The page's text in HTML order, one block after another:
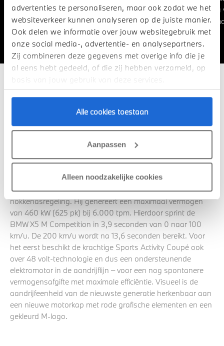
advertenties te personaliseren, maar ook zodat we het
websiteverkeer kunnen analyseren op de juiste manier.
Ook delen we informatie over jouw websitegebruik met
onze social media-, advertentie- en analysepartners.
Zij combineren deze gegevens met overige info die je
al eens hebt gedeeld, of die zij hebben verzameld, op
basis van jouw gebruik van deze services.
Alle cookies toestaan
Aanpassen
Alleen noodzakelijke cookies
schakelopties: van uiterst sportief tot
zeer comfortabel, handmatig of
automatisch.
laat u
460Kw (625pk)
De nieuw ontwikkelde M TwinPower Turbo V8 van de BMW
met een efficiënte vermogensafgifte en een sportief geluid.
Naast de twee turbochargers met indirecte
inlaatluchtkoeling die zich tussen de cilinderbanken
bevinden, omvat de 4,4-liter krachtbron ook High Precision
Injection directe benzine-injectie, VALVETRONIC variabele
kleptiming en dubbele VANOS continu variabele
nokkenasregeling. Hij genereert een maximaal vermogen
van 460 kW (625 pk) bij 6.000 tpm. Hierdoor sprint de
BMW X5 M Competition in 3,9 seconden van 0 naar 100
km/u. De 200 km/u wordt na 13,6 seconden bereikt. Voor
het eerst beschikt de krachtige Sports Activity Coupé ook
over 48 volt-technologie en dus een ondersteunende
elektromotor in de aandrijflijn – voor een nog spontanere
vermogensafgifte met maximale efficiëntie. Visueel is de
aandrijfeenheid van de nieuwste generatie herkenbaar aan
een nieuwe motorkap met rode grafische elementen en een
gekleurd M-logo.